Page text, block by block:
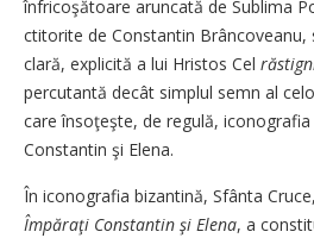
înfricoşătoare aruncată de Sublima
ctitorite de Constantin Brâncoveanu,
clară, explicită a lui Hristos Cel
percutantă decât simplul semn al
care însoţeşte, de regulă,
Constantin şi Elena.
În iconografia bizantină, Sfânta Cruce,
Împăraţi Constantin şi Elena, a